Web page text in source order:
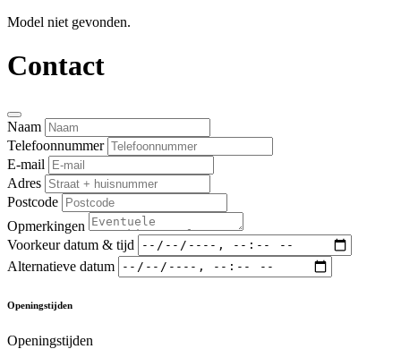
Model niet gevonden.
Contact
Naam
Telefoonnummer
E-mail
Adres
Postcode
Opmerkingen
Voorkeur datum & tijd
Alternatieve datum
Openingstijden
Openingstijden